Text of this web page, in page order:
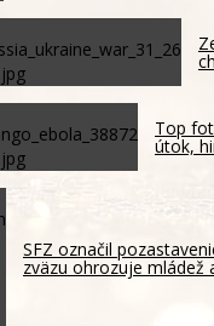
Top
útok,
SFZ označil
zväzu ohrozuje mládež